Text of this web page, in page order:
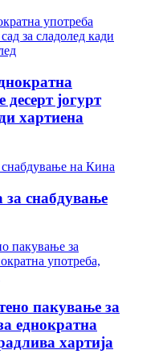
јогурт
хартиена
за снабдување
пакување за
еднократна
хартија